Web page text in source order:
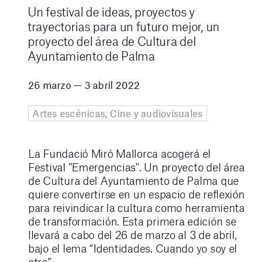
Un festival de ideas, proyectos y
trayectorias para un futuro mejor, un
proyecto del área de Cultura del
Ayuntamiento de Palma
26 marzo — 3 abril 2022
Artes escénicas, Cine y audiovisuales
La Fundació Miró Mallorca acogerá el
Festival "Emergencias". Un proyecto del área
de Cultura del Ayuntamiento de Palma que
quiere convertirse en un espacio de reflexión
para reivindicar la cultura como herramienta
de transformación. Esta primera edición se
llevará a cabo del 26 de marzo al 3 de abril,
bajo el lema “Identidades. Cuando yo soy el